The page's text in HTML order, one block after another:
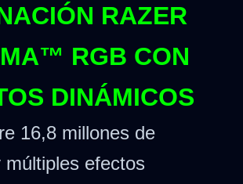
RAZER
RGB CON
DINÁMICOS
16,8 millones de
múltiples efectos